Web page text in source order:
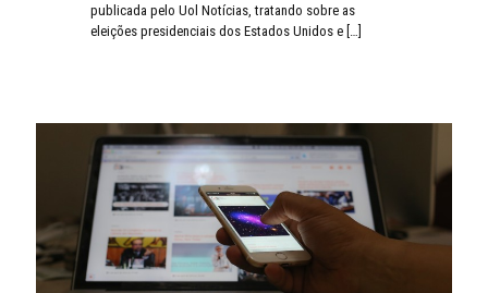
publicada pelo Uol Notícias, tratando sobre as
eleições presidenciais dos Estados Unidos e […]